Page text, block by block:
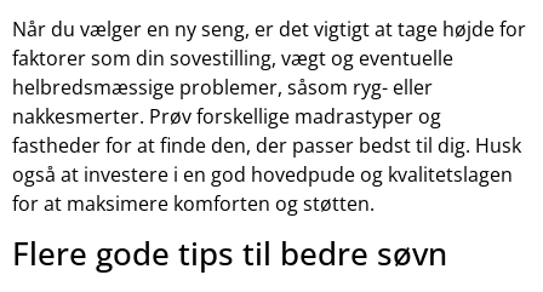
Når du vælger en ny seng, er det vigtigt at tage højde for
faktorer som din sovestilling, vægt og eventuelle
helbredsmæssige problemer, såsom ryg- eller
nakkesmerter. Prøv forskellige madrastyper og
fastheder for at finde den, der passer bedst til dig. Husk
også at investere i en god hovedpude og kvalitetslagen
for at maksimere komforten og støtten.
Flere gode tips til bedre søvn